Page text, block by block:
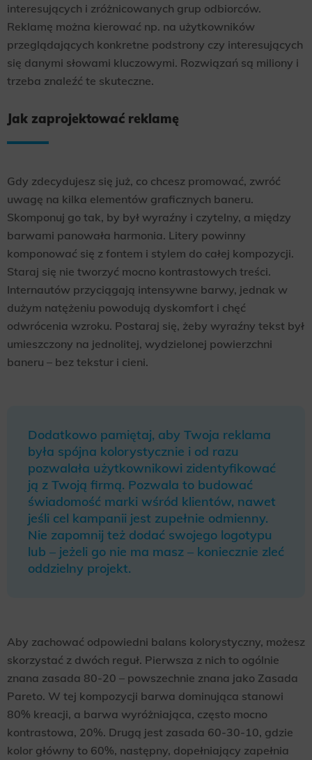
interesujących i zróżnicowanych grup odbiorców.
Reklamę można kierować np. na użytkowników
przeglądających konkretne podstrony czy interesujących
się danymi słowami kluczowymi. Rozwiązań są miliony i
trzeba znaleźć te skuteczne.
Jak zaprojektować reklamę
Gdy zdecydujesz się już, co chcesz promować, zwróć
uwagę na kilka elementów graficznych baneru.
Skomponuj go tak, by był wyraźny i czytelny, a między
barwami panowała harmonia. Litery powinny
komponować się z fontem i stylem do całej kompozycji.
Staraj się nie tworzyć mocno kontrastowych treści.
Internautów przyciągają intensywne barwy, jednak w
dużym natężeniu powodują dyskomfort i chęć
odwrócenia wzroku. Postaraj się, żeby wyraźny tekst był
umieszczony na jednolitej, wydzielonej powierzchni
baneru – bez tekstur i cieni.
Dodatkowo pamiętaj, aby Twoja reklama
była spójna kolorystycznie i od razu
pozwalała użytkownikowi zidentyfikować
ją z Twoją firmą. Pozwala to budować
świadomość marki wśród klientów, nawet
jeśli cel kampanii jest zupełnie odmienny.
Nie zapomnij też dodać swojego logotypu
lub – jeżeli go nie ma masz – koniecznie zleć
oddzielny projekt.
Aby zachować odpowiedni balans kolorystyczny, możesz
skorzystać z dwóch reguł. Pierwsza z nich to ogólnie
znana zasada 80-20 – powszechnie znana jako Zasada
Pareto. W tej kompozycji barwa dominująca stanowi
80% kreacji, a barwa wyróżniająca, często mocno
kontrastowa, 20%. Drugą jest zasada 60-30-10, gdzie
kolor główny to 60%, następny, dopełniający zapełnia